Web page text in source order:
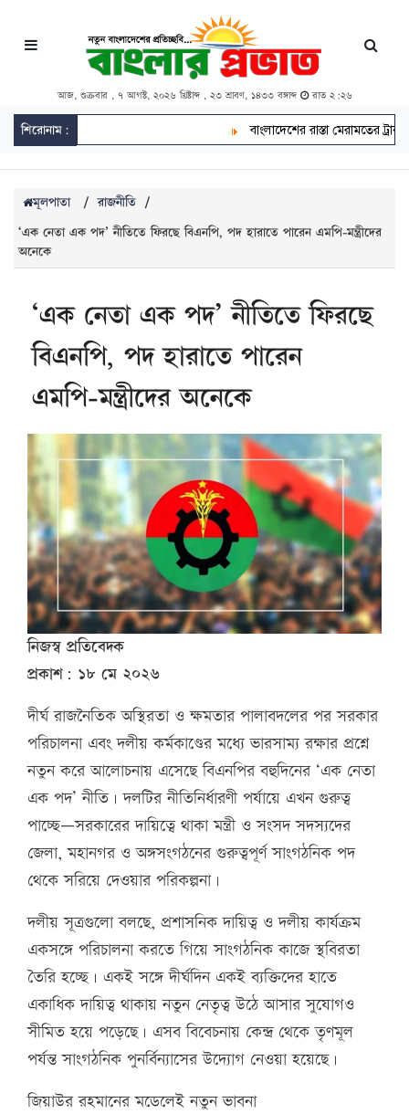
আজ, শুক্রবার , ৭ আগস্ট, ২০২৬ খ্রিষ্টাব্দ , ২৩ শ্রাবণ, ১৪৩৩ বঙ্গাব্দ রাত ২:২৬
শিরোনাম: বাংলাদেশের রাস্তা মেরামতের ট্রাক
মূলপাতা / রাজনীতি /
‘এক নেতা এক পদ’ নীতিতে ফিরছে বিএনপি, পদ হারাতে পারেন এমপি-মন্ত্রীদের
অনেকে
‘এক নেতা এক পদ’ নীতিতে ফিরছে
বিএনপি, পদ হারাতে পারেন
এমপি-মন্ত্রীদের অনেকে
নিজস্ব প্রতিবেদক
প্রকাশ: ১৮ মে ২০২৬
দীর্ঘ রাজনৈতিক অস্থিরতা ও ক্ষমতার পালাবদলের পর সরকার
পরিচালনা এবং দলীয় কর্মকাণ্ডের মধ্যে ভারসাম্য রক্ষার প্রশ্নে
নতুন করে আলোচনায় এসেছে বিএনপির বহুদিনের ‘এক নেতা
এক পদ’ নীতি। দলটির নীতিনির্ধারণী পর্যায়ে এখন গুরুত্ব
পাচ্ছে—সরকারের দায়িত্বে থাকা মন্ত্রী ও সংসদ সদস্যদের
জেলা, মহানগর ও অঙ্গসংগঠনের গুরুত্বপূর্ণ সাংগঠনিক পদ
থেকে সরিয়ে দেওয়ার পরিকল্পনা।
দলীয় সূত্রগুলো বলছে, প্রশাসনিক দায়িত্ব ও দলীয় কার্যক্রম
একসঙ্গে পরিচালনা করতে গিয়ে সাংগঠনিক কাজে স্থবিরতা
তৈরি হচ্ছে। একই সঙ্গে দীর্ঘদিন একই ব্যক্তিদের হাতে
একাধিক দায়িত্ব থাকায় নতুন নেতৃত্ব উঠে আসার সুযোগও
সীমিত হয়ে পড়েছে। এসব বিবেচনায় কেন্দ্র থেকে তৃণমূল
পর্যন্ত সাংগঠনিক পুনর্বিন্যাসের উদ্যোগ নেওয়া হয়েছে।
জিয়াউর রহমানের মডেলেই নতুন ভাবনা